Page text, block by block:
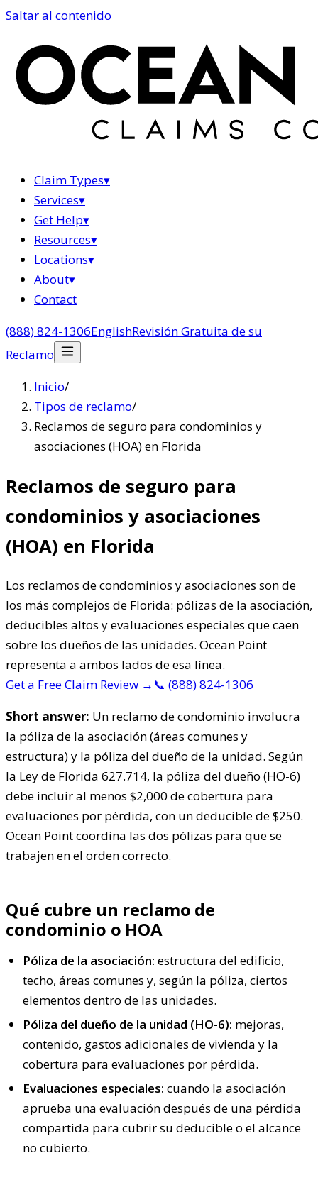
Saltar al contenido
Claim Types▾
Services▾
Get Help▾
Resources▾
Locations▾
About▾
Contact
(888) 824-1306EnglishRevisión Gratuita de su
Reclamo
Inicio/
Tipos de reclamo/
Reclamos de seguro para condominios y
asociaciones (HOA) en Florida
Reclamos de seguro para
condominios y asociaciones
(HOA) en Florida
Los reclamos de condominios y asociaciones son de
los más complejos de Florida: pólizas de la asociación,
deducibles altos y evaluaciones especiales que caen
sobre los dueños de las unidades. Ocean Point
representa a ambos lados de esa línea.
Get a Free Claim Review → 📞 (888) 824-1306
Short answer: Un reclamo de condominio involucra
la póliza de la asociación (áreas comunes y
estructura) y la póliza del dueño de la unidad. Según
la Ley de Florida 627.714, la póliza del dueño (HO-6)
debe incluir al menos $2,000 de cobertura para
evaluaciones por pérdida, con un deducible de $250.
Ocean Point coordina las dos pólizas para que se
trabajen en el orden correcto.
Qué cubre un reclamo de
condominio o HOA
Póliza de la asociación: estructura del edificio,
techo, áreas comunes y, según la póliza, ciertos
elementos dentro de las unidades.
Póliza del dueño de la unidad (HO-6): mejoras,
contenido, gastos adicionales de vivienda y la
cobertura para evaluaciones por pérdida.
Evaluaciones especiales: cuando la asociación
aprueba una evaluación después de una pérdida
compartida para cubrir su deducible o el alcance
no cubierto.